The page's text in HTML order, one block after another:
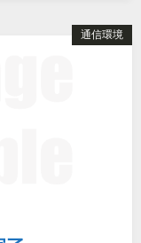
通信環境